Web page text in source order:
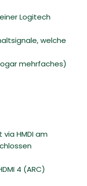
Logitech
welche
mehrfaches)
HMDI am
4 (ARC)